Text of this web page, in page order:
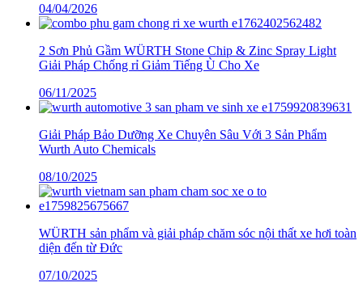
04/04/2026
2 Sơn Phủ Gầm WÜRTH Stone Chip & Zinc Spray Light
Giải Pháp Chống rỉ Giảm Tiếng Ù Cho Xe
06/11/2025
Giải Pháp Bảo Dưỡng Xe Chuyên Sâu Với 3 Sản Phẩm
Wurth Auto Chemicals
08/10/2025
WÜRTH sản phẩm và giải pháp chăm sóc nội thất xe hơi toàn
diện đến từ Đức
07/10/2025